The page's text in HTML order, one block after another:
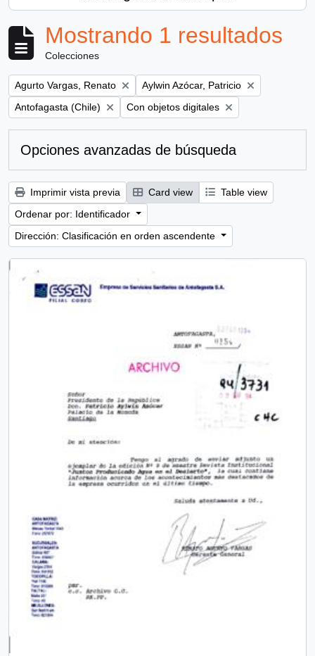
Mostrando 1 resultados
Colecciones
Remove filter:
Agurto Vargas, Renato Remove filter:
Aylwin Azócar, Patricio
Remove filter:
Antofagasta (Chile) Remove filter:
Con objetos digitales
Opciones avanzadas de búsqueda
Imprimir vista previa Card view
Table view
Ordenar por: Identificador
Dirección: Clasificación en orden ascendente